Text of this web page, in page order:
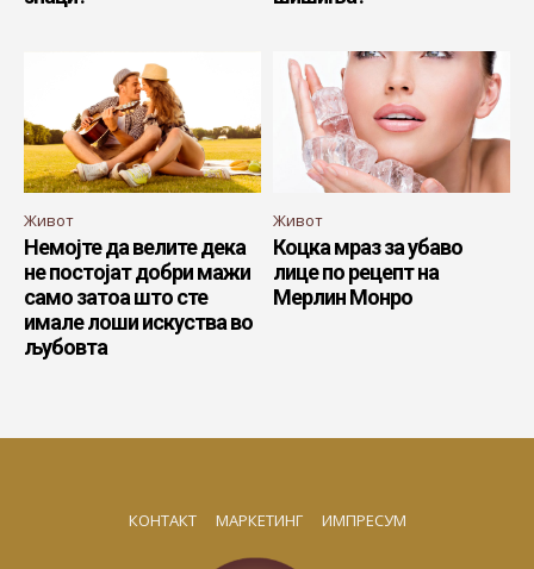
Живот
Немојте да велите дека
не постојат добри мажи
само затоа што сте
имале лоши искуства во
љубовта
Живот
Коцка мраз за убаво
лице по рецепт на
Мерлин Монро
КОНТАКТ МАРКЕТИНГ ИМПРЕСУМ